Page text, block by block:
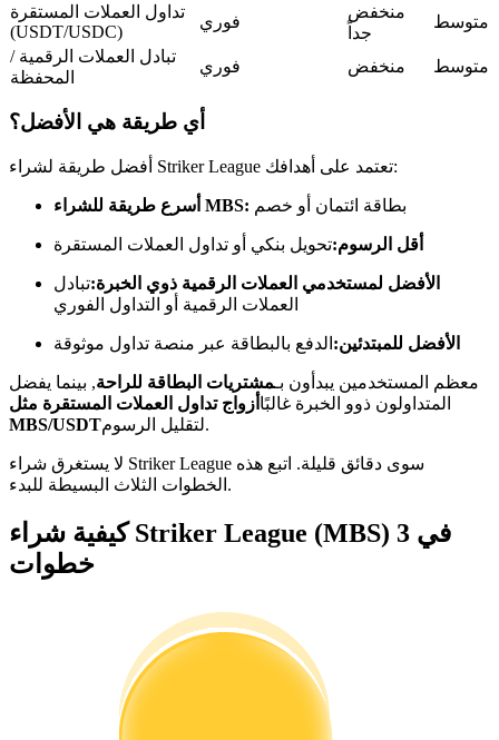
نسخ التداول
انضم إلى أفضل المتداولين
كن متداول نسخ
استمتع بتقاسم الأرباح وعمولات نسخ التداول
تحليل البيانات الضخمة بما في ذلك المعلومات التجارية، وما
تداول العملات المستقرة
(USDT/USDC)
فوري
منخفض
جداً
متوسط
تبادل العملات الرقمية /
المحفظة
فوري منخفض متوسط
أي طريقة هي الأفضل؟
أفضل طريقة لشراء Striker League تعتمد على أهدافك:
أسرع طريقة للشراء MBS: بطاقة ائتمان أو خصم
أقل الرسوم:تحويل بنكي أو تداول العملات المستقرة
الأفضل لمستخدمي العملات الرقمية ذوي الخبرة:تبادل
العملات الرقمية أو التداول الفوري
الأفضل للمبتدئين: الدفع بالبطاقة عبر منصة تداول موثوقة
معظم المستخدمين يبدأون بـمشتريات البطاقة للراحة, بينما يفضل
المتداولون ذوو الخبرة غالبًا أزواج تداول العملات المستقرة مثل
MBS/USDT
لتقليل الرسوم.
لا يستغرق شراء Striker League سوى دقائق قليلة. اتبع هذه
الخطوات الثلاث البسيطة للبدء.
كيفية شراء Striker League (MBS) في 3
خطوات